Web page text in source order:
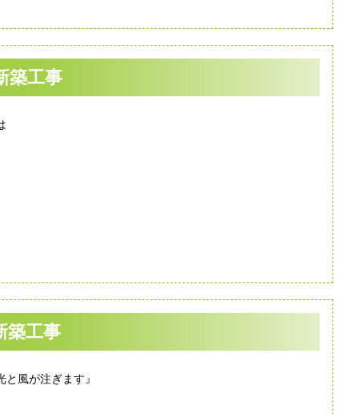
築工事
築工事
風が注ぎます』